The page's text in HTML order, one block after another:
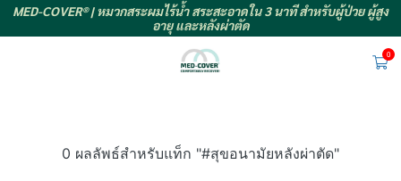
MED-COVER® | หมวกสระผมไร้น้ำ สระสะอาดใน 3 นาที สำหรับผู้ป่วย ผู้สูง
อายุ และหลังผ่าตัด
0
0 ผลลัพธ์สำหรับแท็ก "#สุขอนามัยหลังผ่าตัด"